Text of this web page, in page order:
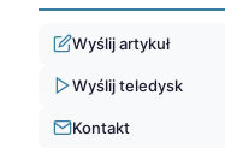
Wyślij artykuł
Wyślij teledysk
Kontakt